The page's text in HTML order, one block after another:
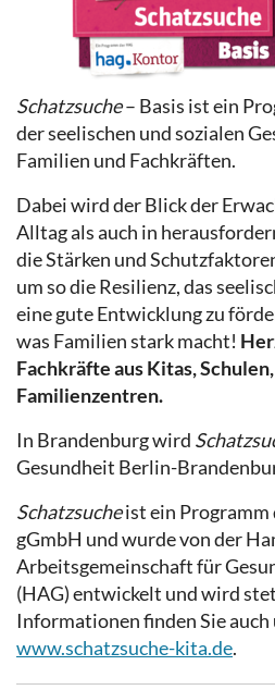
Schatzsuche– Basis ist ein
der seelischen und sozialen
Familien und Fachkräften.
Dabei wird der Blick der
Alltag als auch in
die Stärken und
um so die Resilienz, das
eine gute Entwicklung zu
was Familien stark macht!
Fachkräfte aus Kitas,
Familienzentren.
In Brandenburg wird
Gesundheit Berlin-
Schatzsucheist ein
gGmbH und wurde von der
Arbeitsgemeinschaft für
(HAG) entwickelt und wird
Informationen finden Sie
www.schatzsuche-kita.de.